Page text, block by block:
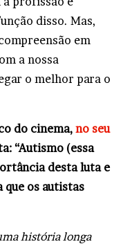
disso. Mas,
em
a nossa
o melhor para o
do cinema,no seu
“Autismo (essa
desta luta e
que os autistas
história longa